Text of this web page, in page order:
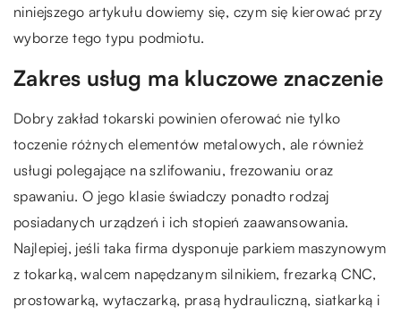
niniejszego artykułu dowiemy się, czym się kierować przy
wyborze tego typu podmiotu.
Zakres usług ma kluczowe znaczenie
Dobry zakład tokarski powinien oferować nie tylko
toczenie różnych elementów metalowych, ale również
usługi polegające na szlifowaniu, frezowaniu oraz
spawaniu. O jego klasie świadczy ponadto rodzaj
posiadanych urządzeń i ich stopień zaawansowania.
Najlepiej, jeśli taka firma dysponuje parkiem maszynowym
z tokarką, walcem napędzanym silnikiem, frezarką CNC,
prostowarką, wytaczarką, prasą hydrauliczną, siatkarką i